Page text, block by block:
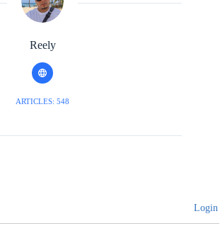
Reely
ARTICLES: 548
Login